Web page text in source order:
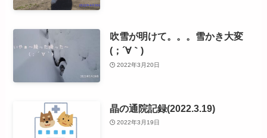
吹雪が明けて。。。雪かき大変
(；´∀｀)
2022年3月20日
晶の通院記録(2022.3.19)
2022年3月19日